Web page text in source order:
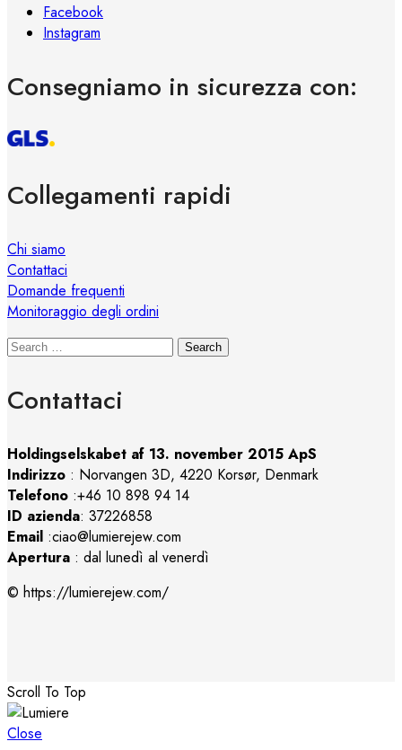
Facebook
Instagram
Consegniamo in sicurezza con:
Collegamenti rapidi
Chi siamo
Contattaci
Domande frequenti
Monitoraggio degli ordini
Search
Contattaci
Holdingselskabet af 13. november 2015 ApS
Indirizzo : Norvangen 3D, 4220 Korsør, Denmark
Telefono :+46 10 898 94 14
ID azienda: 37226858
Email :ciao@lumierejew.com
Apertura : dal lunedì al venerdì
© https://lumierejew.com/
Scroll To Top
Close